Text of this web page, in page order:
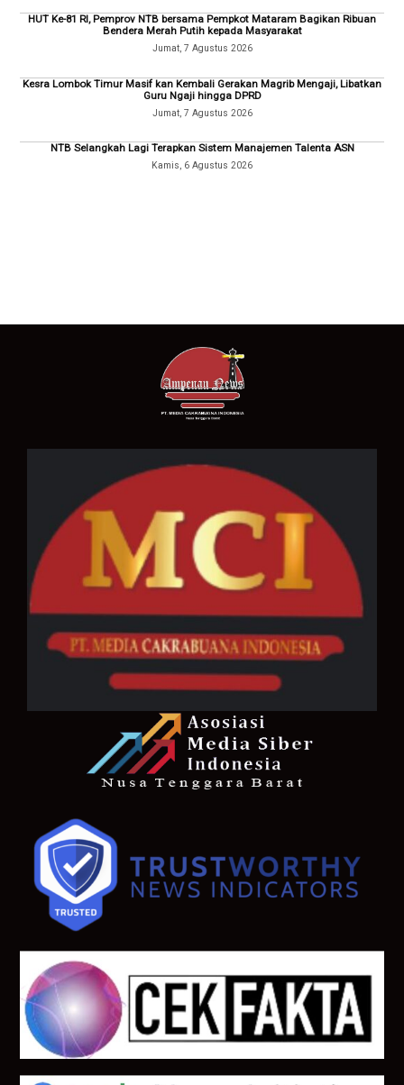
HUT Ke-81 RI, Pemprov NTB bersama Pempkot Mataram Bagikan Ribuan
Bendera Merah Putih kepada Masyarakat
Jumat, 7 Agustus 2026
Kesra Lombok Timur Masif kan Kembali Gerakan Magrib Mengaji, Libatkan
Guru Ngaji hingga DPRD
Jumat, 7 Agustus 2026
NTB Selangkah Lagi Terapkan Sistem Manajemen Talenta ASN
Kamis, 6 Agustus 2026